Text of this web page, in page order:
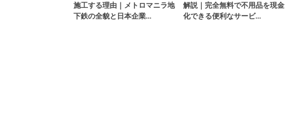
施工する理由｜メトロマニラ地
下鉄の全貌と日本企業…
解説｜完全無料で不用品を現金
化できる便利なサービ…